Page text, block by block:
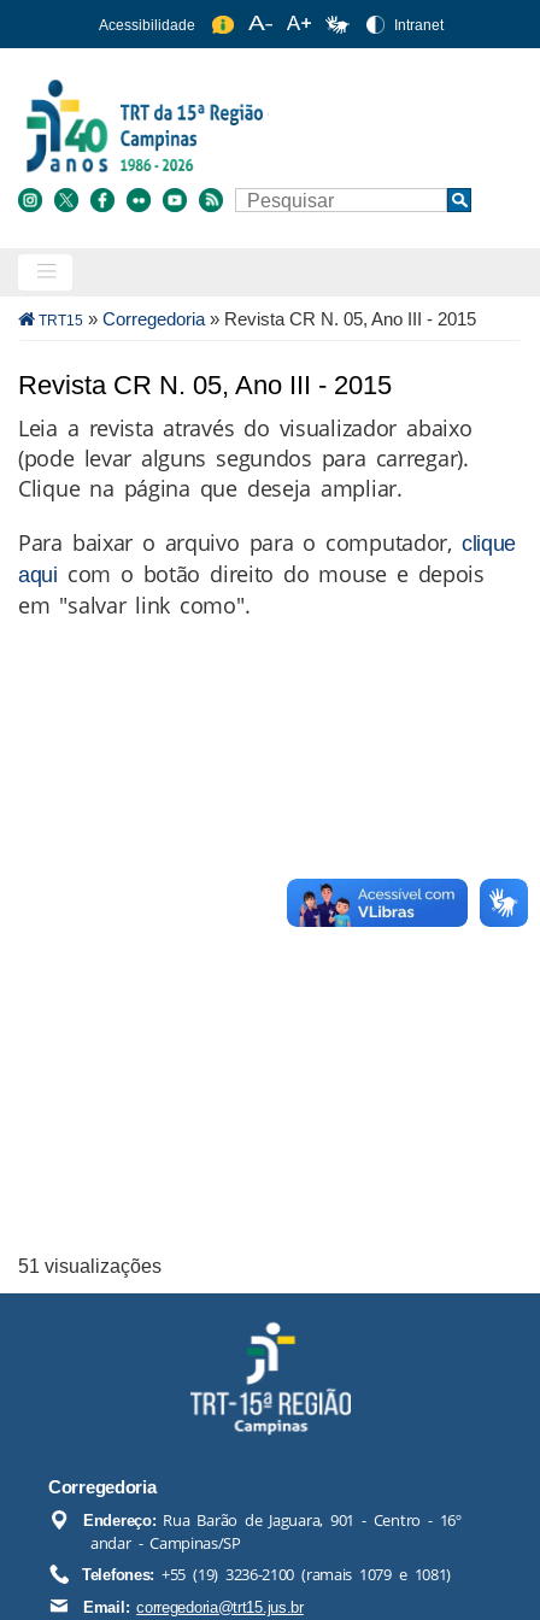
para
conteúdo
principal
Acessibilidade Intranet
Buscar Search
Trilha
navegação
TRT15 » Corregedoria » Revista CR N. 05, Ano III - 2015
Revista CR N. 05, Ano III - 2015
Leia a revista através do visualizador abaixo
(pode levar alguns segundos para carregar).
Clique na página que deseja ampliar.
Para baixar o arquivo para o computador, clique
aqui com o botão direito do mouse e depois
em "salvar link como".
51 visualizações
Corregedoria
Endereço: Rua Barão de Jaguara, 901 - Centro - 16º
andar - Campinas/SP
Telefones: +55 (19) 3236-2100 (ramais 1079 e 1081)
Email: corregedoria@trt15.jus.br